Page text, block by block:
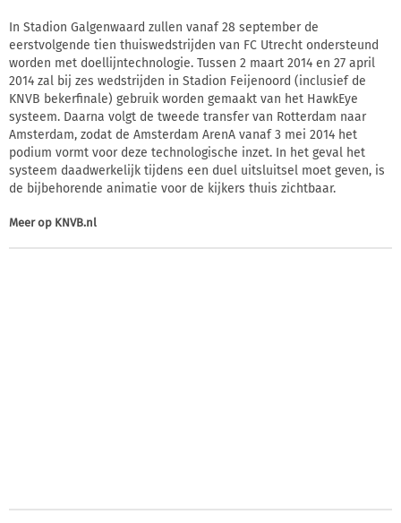
In Stadion Galgenwaard zullen vanaf 28 september de
eerstvolgende tien thuiswedstrijden van FC Utrecht ondersteund
worden met doellijntechnologie. Tussen 2 maart 2014 en 27 april
2014 zal bij zes wedstrijden in Stadion Feijenoord (inclusief de
KNVB bekerfinale) gebruik worden gemaakt van het HawkEye
systeem. Daarna volgt de tweede transfer van Rotterdam naar
Amsterdam, zodat de Amsterdam ArenA vanaf 3 mei 2014 het
podium vormt voor deze technologische inzet. In het geval het
systeem daadwerkelijk tijdens een duel uitsluitsel moet geven, is
de bijbehorende animatie voor de kijkers thuis zichtbaar.
Meer op KNVB.nl